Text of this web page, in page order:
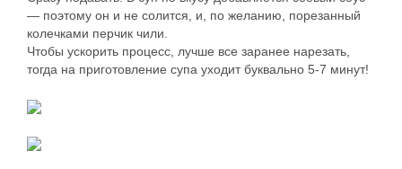
— поэтому он и не солится, и, по желанию, порезанный
колечками перчик чили.
Чтобы ускорить процесс, лучше все заранее нарезать,
тогда на приготовление супа уходит буквально 5-7 минут!